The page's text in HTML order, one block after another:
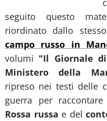
seguito questo
riordinato dallo
campo russo in
volumi "Il Giornale di
Ministero della
ripreso nei testi delle
guerra per
Rossa russa e del